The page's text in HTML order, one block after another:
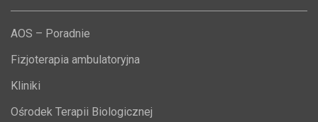
AOS – Poradnie
Fizjoterapia ambulatoryjna
Kliniki
Ośrodek Terapii Biologicznej